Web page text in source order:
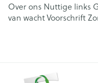
Over ons Nuttige links
van wachtVoorschrift